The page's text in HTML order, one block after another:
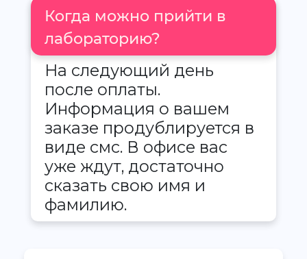
Когда можно прийти в
лабораторию?
На следующий день
после оплаты.
Информация о вашем
заказе продублируется в
виде смс. В офисе вас
уже ждут, достаточно
сказать свою имя и
фамилию.